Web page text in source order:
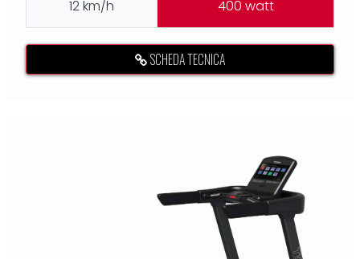
12 km/h 400 watt
SCHEDA TECNICA